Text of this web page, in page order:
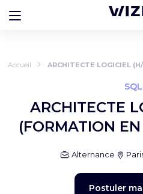
Accueil ARCHITECTE LOGICIEL
ARCHITECTE
(FORMATION
Alternance
Postuler